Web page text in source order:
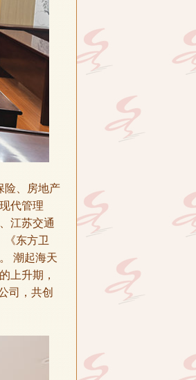
险、房地产
代管理
江苏交通
《东方卫
潮起海天
上升期，
司，共创